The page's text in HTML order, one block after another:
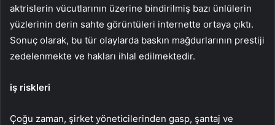
aktrislerin vücutlarının üzerine bindirilmiş bazı ünlülerin
yüzlerinin derin sahte görüntüleri internette ortaya çıktı.
Sonuç olarak, bu tür olaylarda baskın mağdurlarının prestiji
zedelenmekte ve hakları ihlal edilmektedir.
iş riskleri
Çoğu zaman, şirket yöneticilerinden gasp, şantaj ve